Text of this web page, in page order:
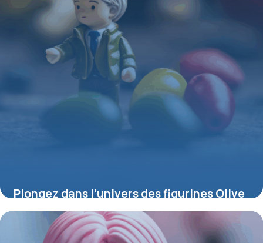
Plongez dans l’univers des figurines Olive
et Tom : passion, rivalités et collection
4 juillet 2025